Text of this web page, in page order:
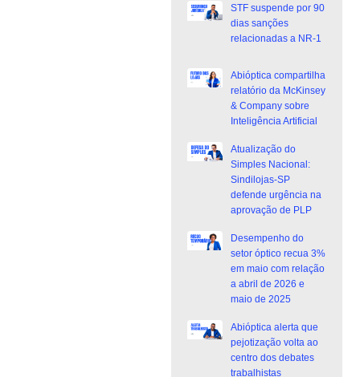
STF suspende por 90
dias sanções
relacionadas a NR-1
Abióptica compartilha
relatório da McKinsey
& Company sobre
Inteligência Artificial
Atualização do
Simples Nacional:
Sindilojas-SP
defende urgência na
aprovação de PLP
Desempenho do
setor óptico recua 3%
em maio com relação
a abril de 2026 e
maio de 2025
Abióptica alerta que
pejotização volta ao
centro dos debates
trabalhistas